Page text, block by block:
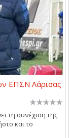
ΕΠΣΝ Λάρισας
τη συνέχιση της
και το